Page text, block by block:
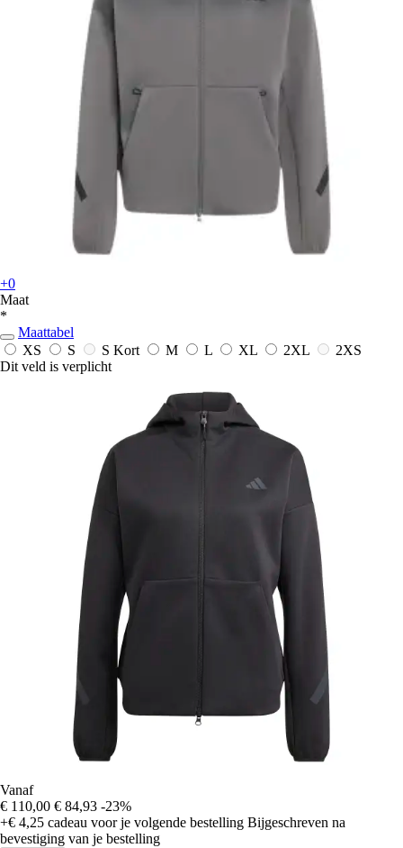
+0
Maat
*
Maattabel
XS
S S Kort M L XL 2XL
2XS
Dit veld is verplicht
Vanaf
€ 110,00 € 84,93 -23%
+€ 4,25 cadeau voor je volgende bestelling Bijgeschreven na
bevestiging van je bestelling